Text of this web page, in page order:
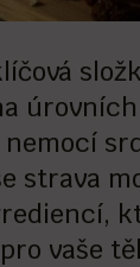
strava
vaše